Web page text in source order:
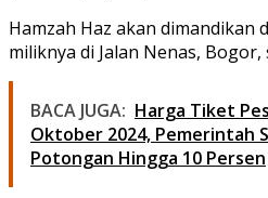
Hamzah Haz akan dimandikan
miliknya di Jalan Nenas,
BACA JUGA: Harga Tiket
Oktober 2024, Pemerintah
Potongan Hingga 10 Persen